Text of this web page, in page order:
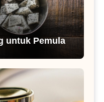
untuk Pemula